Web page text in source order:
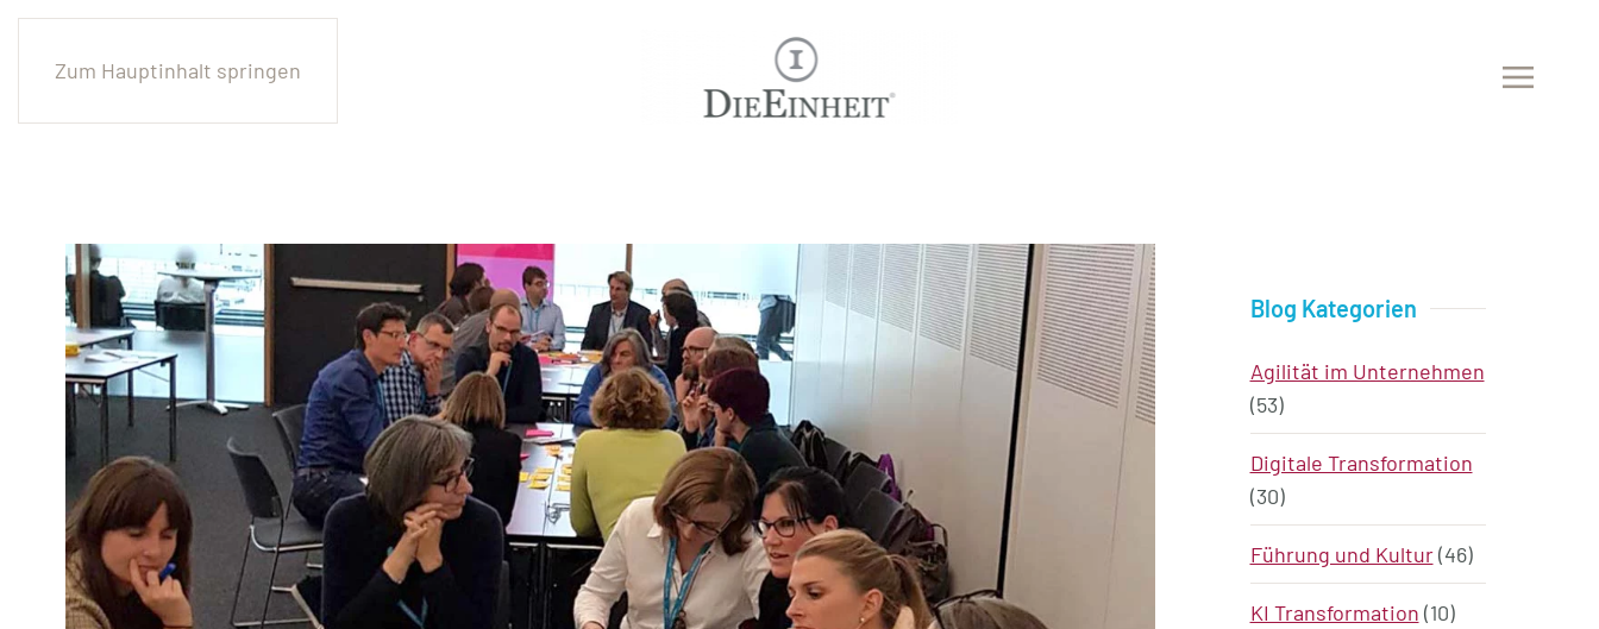
Zum Hauptinhalt springen
Blog Kategorien
Agilität im Unternehmen
(53)
Digitale Transformation
(30)
Führung und Kultur(46)
KI Transformation (10)